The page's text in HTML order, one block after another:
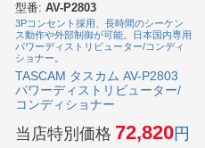
型番: AV-P2803
3Pコンセント採用、長時間のシーケン
ス動作や外部制御が可能。日本国内専用
パワーディストリビューター/コンディ
ショナー。
TASCAM タスカム AV-P2803
パワーディストリビューター/
コンディショナー
当店特別価格 72,820